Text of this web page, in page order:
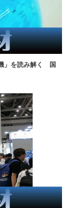
」を読み解く 国